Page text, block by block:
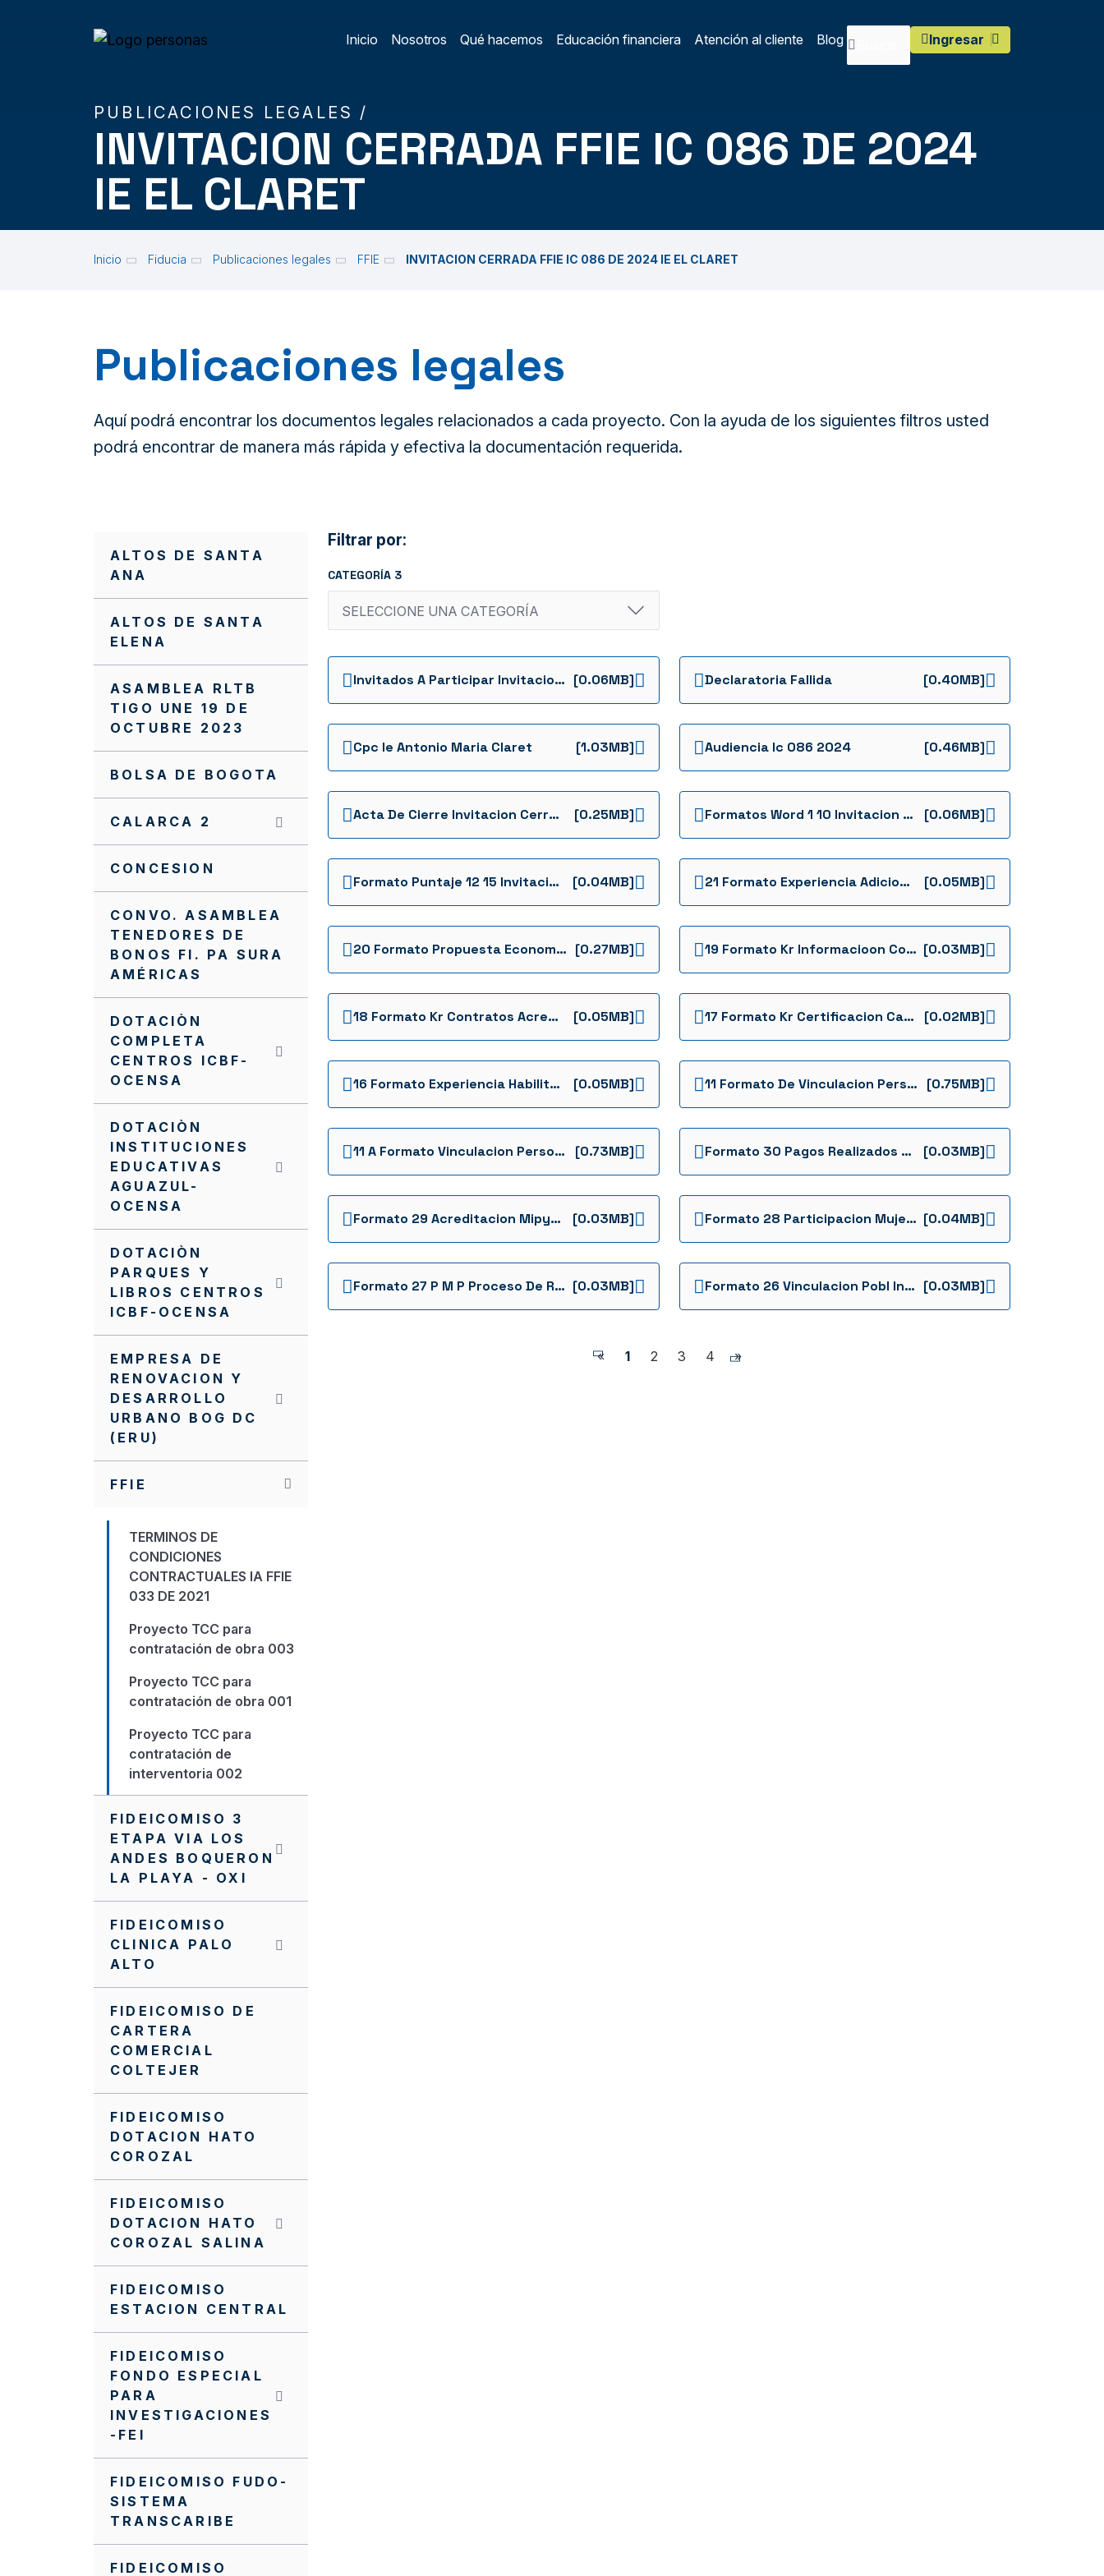
Main Menu
Inicio Nosotros Qué hacemos Educación financiera Atención al cliente Blog Ingresar
PUBLICACIONES LEGALES /
INVITACION CERRADA FFIE IC 086 DE 2024
IE EL CLARET
Inicio Fiducia Publicaciones legales FFIE INVITACION CERRADA FFIE IC 086 DE 2024 IE EL CLARET
Publicaciones legales
Aquí podrá encontrar los documentos legales relacionados a cada proyecto. Con la ayuda de los siguientes filtros usted
podrá encontrar de manera más rápida y efectiva la documentación requerida.
ALTOS DE SANTA
ANA
ALTOS DE SANTA
ELENA
ASAMBLEA RLTB
TIGO UNE 19 DE
OCTUBRE 2023
BOLSA DE BOGOTA
CALARCA 2
CONCESION
CONVO. ASAMBLEA
TENEDORES DE
BONOS FI. PA SURA
AMÉRICAS
DOTACIÒN
COMPLETA
CENTROS ICBF-
OCENSA
DOTACIÒN
INSTITUCIONES
EDUCATIVAS
AGUAZUL-
OCENSA
DOTACIÒN
PARQUES Y
LIBROS CENTROS
ICBF-OCENSA
EMPRESA DE
RENOVACION Y
DESARROLLO
URBANO BOG DC
(ERU)
FFIE
TERMINOS DE
CONDICIONES
CONTRACTUALES IA FFIE
033 DE 2021
Proyecto TCC para
contratación de obra 003
Proyecto TCC para
contratación de obra 001
Proyecto TCC para
contratación de
interventoria 002
Comunicaciones
Procedimiento general
dev- Recursos Entidades
Territoriales
Procedimiento
asignación acuerdos
obra
PQR
Nuevo Manual de
Supervisión e
Interventoría
NVITACION INTERNA
SA0061 FFIE DE 2022
NVITACION INTERNA FFIE
No 040
NUEVO MANUAL
OPERATIVO DEL PA FFIE
NUEVO MANUAL
FINANCIERO DEL PA FFIE
Manual Operativo
Manual Financiero
MANUALES
CONTRATACIÓN PA FFIE
Invitación cerrada FFIE
SC0098-2024
Invitación cerrada FFIE
SC0096-2024
Invitación Cerrada No.
FFIE 005 de 2016
FIDEICOMISO 3
ETAPA VIA LOS
ANDES BOQUERON
LA PLAYA - OXI
FIDEICOMISO
CLINICA PALO
ALTO
FIDEICOMISO DE
CARTERA
COMERCIAL
COLTEJER
FIDEICOMISO
DOTACION HATO
COROZAL
FIDEICOMISO
DOTACION HATO
COROZAL SALINA
FIDEICOMISO
ESTACION CENTRAL
FIDEICOMISO
FONDO ESPECIAL
PARA
INVESTIGACIONES
-FEI
FIDEICOMISO FUDO-
SISTEMA
TRANSCARIBE
FIDEICOMISO
Filtrar por:
CATEGORÍA 3
Invitados A Participar Invitacion Cerrada Ffie Ic 086 De 2024 Ie El Claret [0.06MB] Declaratoria Fallida [0.40MB]
Cpc Ie Antonio Maria Claret [1.03MB] Audiencia Ic 086 2024 [0.46MB]
Acta De Cierre Invitacion Cerrada 086 De 2024 [0.25MB] Formatos Word 1 10 Invitacion Cerrada Ffie Ic 086 De 2024 Ie El Claret Formatos [0.06MB]
Formato Puntaje 12 15 Invitacion Cerrada Ffie Ic 086 De 2024 Ie El Claret Formatos [0.04MB] 21 Formato Experiencia Adicional Del Proponente Invitacion Cerrada Ffie Ic 086 De 2024 Ie El Claret Formatos [0.05MB]
20 Formato Propuesta Economica Invitacion Cerrada Ffie Ic 086 De 2024 Ie El Claret Formatos [0.27MB] 19 Formato Kr Informacioon Contratos De Obra En Ejecucion Invitacion Cerrada Ffie Ic 086 De 2024 Ie El Claret Formatos [0.03MB]
18 Formato Kr Contratos Acreditacion Capacidad Residual Invitacion Cerrada Ffie Ic 086 De 2024 Ie El Claret Formatos [0.05MB] 17 Formato Kr Certificacion Capacidad Tecnica Invitacion Cerrada Ffie Ic 086 De 2024 Ie El Claret Formatos [0.02MB]
16 Formato Experiencia Habilitante Del Proponente Invitacion Cerrada Ffie Ic 086 De 2024 Ie El Claret Formatos [0.05MB] 11 Formato De Vinculacion Persona Juridica Invitacion Cerrada Ffie Ic 086 De 2024 Ie El Claret Formatos [0.75MB]
11 A Formato Vinculacion Persona Natural Invitacion Cerrada Ffie Ic 086 De 2024 Ie El Claret Formatos [0.73MB] Formato 30 Pagos Realizados A Mipymes Cooperativas O Asociaciones Mutuales Ffie Invitacion Cerrada Ffie Ic 086 De 2024 Ie El Claret Formatos Desempate [0.03MB]
Formato 29 Acreditacion Mipyme Ffie Invitacion Cerrada Ffie Ic 086 De 2024 Ie El Claret Formatos Desempate [0.03MB] Formato 28 Participacion Mujeres Cabeza De Familia Ffie Invitacion Cerrada Ffie Ic 086 De 2024 Ie El Claret Formatos Desempate [0.04MB]
Formato 27 P M P Proceso De Reincorporacion En Proceso De Reincorporacion Ffie Invitacion Cerrada Ffie Ic 086 De 2024 Ie El Claret Formatos Desempate [0.03MB] Formato 26 Vinculacion Pobl Ind Negra Afro Raizal Pal Rrom Ffie Invitacion Cerrada Ffie Ic 086 De 2024 Ie El Claret Formatos Desempate [0.03MB]
« 1 2 3 4 »